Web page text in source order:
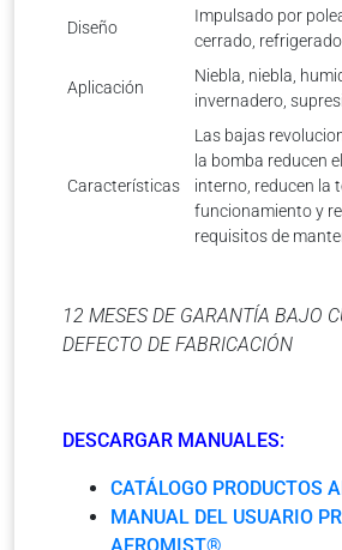
Diseño
Impulsado por
cerrado,
Aplicación
Niebla, niebla,
invernadero,
Características
Las bajas
la bomba reducen
interno, reducen la
funcionamiento y
requisitos de
12 MESES DE GARANTÍA BAJO
DEFECTO DE FABRICACIÓN
DESCARGAR MANUALES:
CATÁLOGO PRODUCTOS
MANUAL DEL USUARIO
AEROMIST®